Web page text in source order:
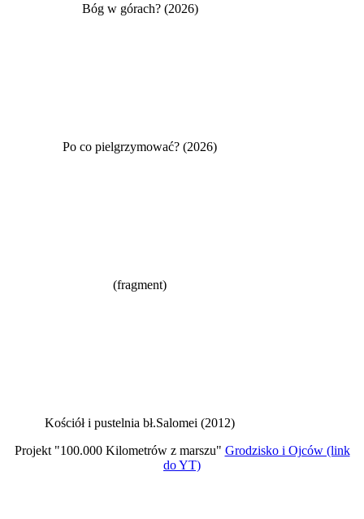
Bóg w górach? (2026)
Po co pielgrzymować? (2026)
(fragment)
Kościół i pustelnia bł.Salomei (2012)
Projekt "100.000 Kilometrów z marszu" Grodzisko i Ojców (link
do YT)